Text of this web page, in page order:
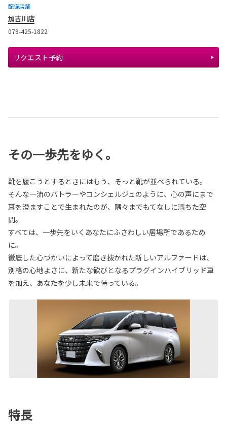
配備店舗
加古川店
079-425-1822
リクエスト予約
その一歩先をゆく。
靴を履こうとするときにはもう、そっと靴が並べられている。
そんな一流のバトラーやコンシェルジュのように、心の声にまで
耳を澄ますことで生まれたのが、隅々までもてなしに満ちた空
間。
すべては、一歩先をいくあなたにふさわしい居場所であるため
に。
徹底した心づかいによって磨き抜かれた新しいアルファードは、
別格の心地よさに、新たな歓びとなるプラグインハイブリッド車
を加え、あなたを少し未来で待っている。
特長